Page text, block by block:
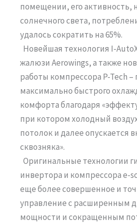
помещении, его активность,
солнечного света,
удалось сократить на 65%.
Новейшая технология I-
жалюзи Aerowings, а также
работы компрессора P-Tech
максимально быстрого
комфорта благодаря
при котором холодный
потолок и далее опускается
сквозняка».
Оригинальные технологии
инвертора и компрессора e-
еще более совершенное и
управление с расширенным
мощности и сокращенным